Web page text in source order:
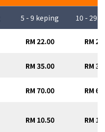
5 - 9 keping 10 - 29
RM 22.00 RM
RM 35.00 RM
RM 70.00 RM
RM 10.50 RM